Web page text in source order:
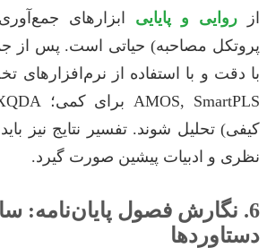
از روایی و پایایی ابزارهای
پروتکل مصاحبه) حیاتی است. پس از
کیفی) تحلیل شوند. تفسیر نتایج نیز
نظری و ادبیات پیشین صورت گیرد.
6. نگارش فصول پایان‌نامه:
دستاوردها